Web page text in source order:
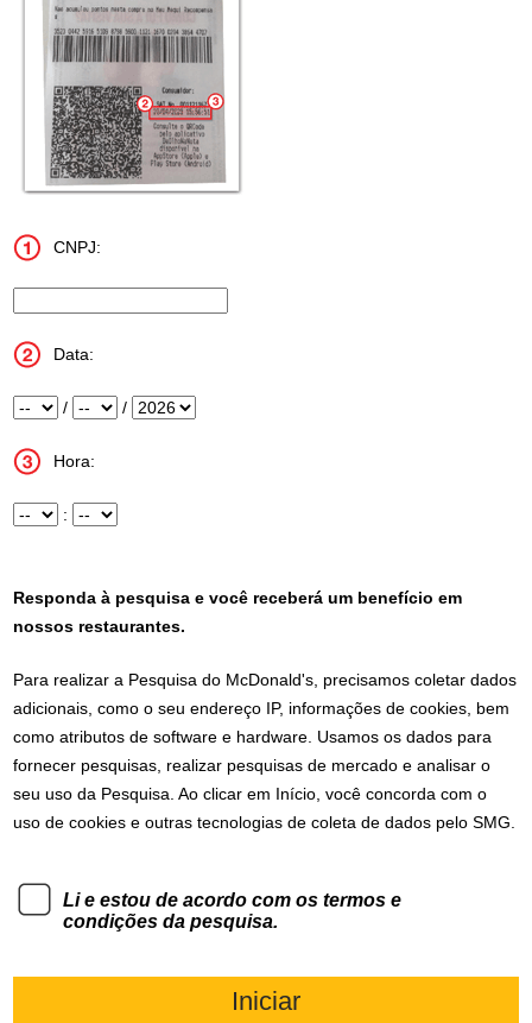
CNPJ:
Data:
Dia / Mês / Ano
Hora:
Hora : Minuto
Responda à pesquisa e você receberá um benefício em
nossos restaurantes.
Para realizar a Pesquisa do McDonald's , precisamos coletar dados
adicionais, como o seu endereço IP, informações de cookies, bem
como atributos de software e hardware. Usamos os dados para
fornecer pesquisas, realizar pesquisas de mercado e analisar o
seu uso da Pesquisa. Ao clicar em Início, você concorda com o
uso de cookies e outras tecnologias de coleta de dados pelo SMG.
Li e estou de acordo com os termos e
condições da pesquisa.